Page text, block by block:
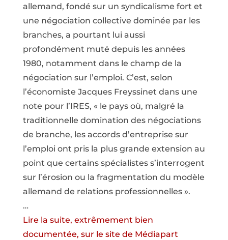
allemand, fondé sur un syndicalisme fort et
une négociation collective dominée par les
branches, a pourtant lui aussi
profondément muté depuis les années
1980, notamment dans le champ de la
négociation sur l’emploi. C’est, selon
l’économiste Jacques Freyssinet dans une
note pour l’IRES, « le pays où, malgré la
traditionnelle domination des négociations
de branche, les accords d’entreprise sur
l’emploi ont pris la plus grande extension au
point que certains spécialistes s’interrogent
sur l’érosion ou la fragmentation du modèle
allemand de relations professionnelles ».
…
Lire la suite, extrêmement bien
documentée, sur le site de Médiapart